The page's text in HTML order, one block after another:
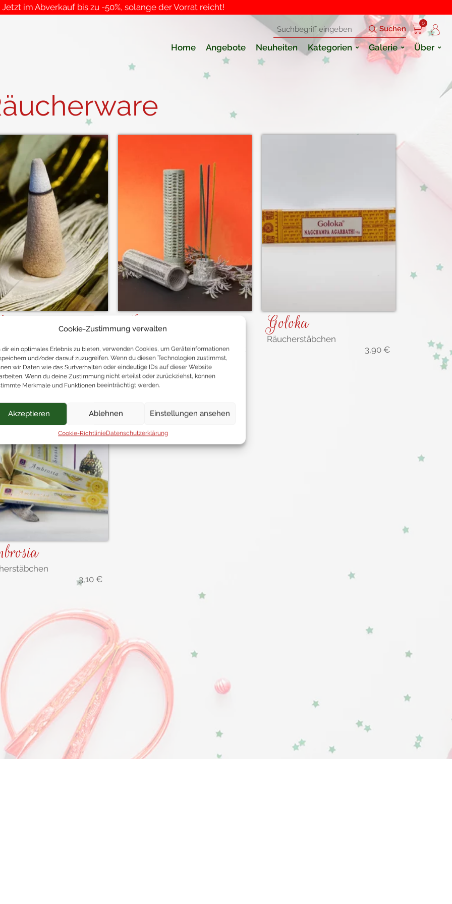
Cookie-Zustimmung verwalten
dir ein optimales Erlebnis zu bieten, verwenden Cookies, um Geräteinformationen
und/oder darauf zuzugreifen. Wenn du diesen Technologien zustimmst,
wir Daten wie das Surfverhalten oder eindeutige IDs auf dieser Website
Wenn du deine Zustimmung nicht erteilst oder zurückziehst, können
Merkmale und Funktionen beeinträchtigt werden.
Akzeptieren Ablehnen Einstellungen ansehen
Cookie-RichtlinieDatenschutzerklärung
Jetzt im Abverkauf bis zu -50%, solange der Vorrat reicht!
Suchen
0
Home Angebote Neuheiten Kategorien Galerie Über
2,50€
Haddee
24,90
€
Goloka
Räucherstäbchen
3,90 €
3,10 €